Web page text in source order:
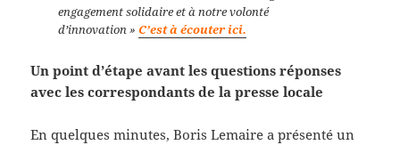
engagement solidaire et à notre volonté
d’innovation » C’est à écouter ici.
Un point d’étape avant les questions réponses
avec les correspondants de la presse locale
En quelques minutes, Boris Lemaire a présenté un